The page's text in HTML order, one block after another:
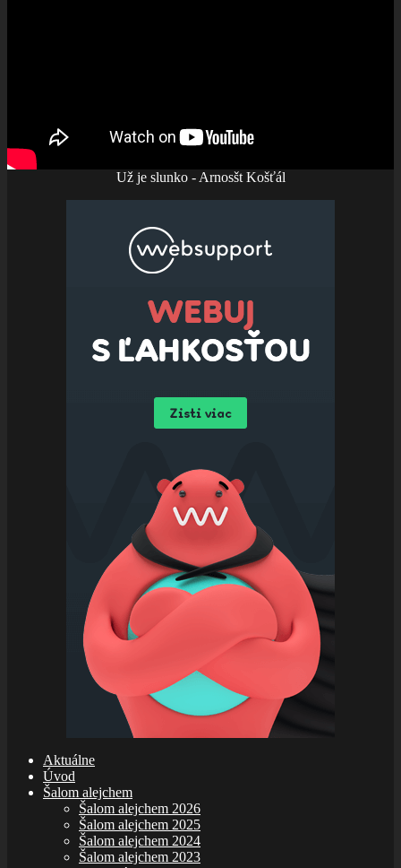
Už je slunko - Arnosšt Košťál
Aktuálne
Úvod
Šalom alejchem
Šalom alejchem 2026
Šalom alejchem 2025
Šalom alejchem 2024
Šalom alejchem 2023